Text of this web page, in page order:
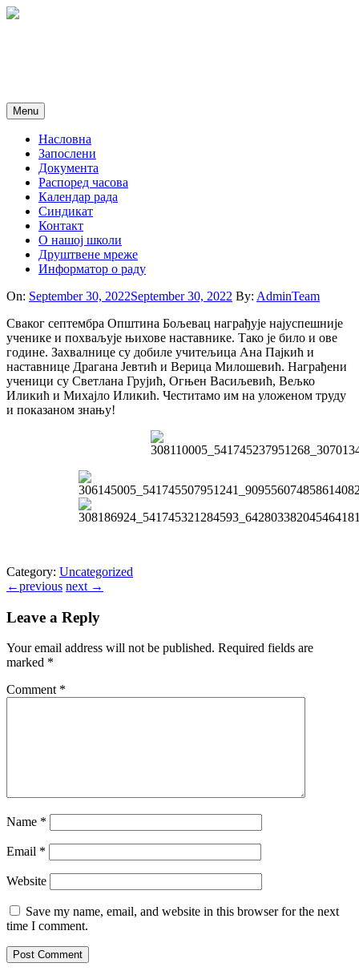
Skip
Menu
Насловна
Запослени
Документа
Распоред часова
Календар рада
Синдикат
Контакт
O нашој школи
Друштвене мреже
Информатор о раду
On: September 30, 2022September 30, 2022 By: AdminTeam
Сваког септембра Општина Бољевац награђује најуспешније
ученике и похваљује њихове наставнике. Тако је било и ове
године. Захвалнице су добиле учитељица Ана Пајкић и
наставнице Драгана Јевтић и Верица Милошевић. Награђени
ученици су Светлана Грујић, Огњен Васиљевић, Вељко
Иликић и Михајло Иликић. Честитамо им на уложеном труду
и показаном знању!
Category: Uncategorized
←previous next →
Leave a Reply
Your email address will not be published. Required fields are
marked *
Comment *
Name *
Email *
Website
Save my name, email, and website in this browser for the next
time I comment.